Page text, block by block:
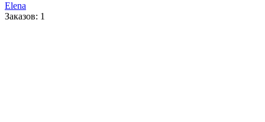
Elena
Заказов: 1